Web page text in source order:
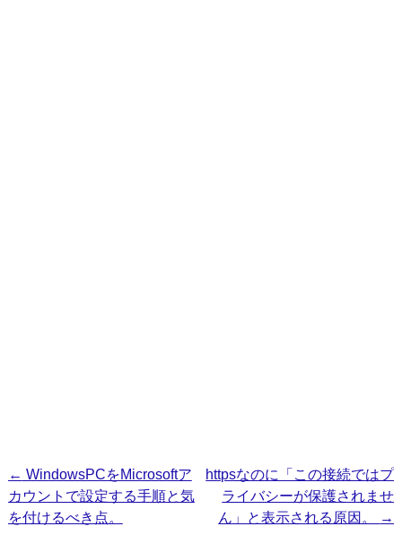
投
稿
← WindowsPCをMicrosoftア
カウントで設定する手順と気
を付けるべき点。
httpsなのに「この接続ではプ
ライバシーが保護されませ
ん」と表示される原因。
→